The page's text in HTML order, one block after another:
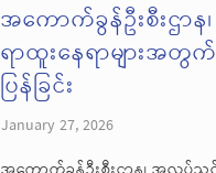
အကောက်ခွန်ဦးစီးဌ
ရာထူးနေရာများအတွ
ပြန်ခြင်း
January 27, 2026